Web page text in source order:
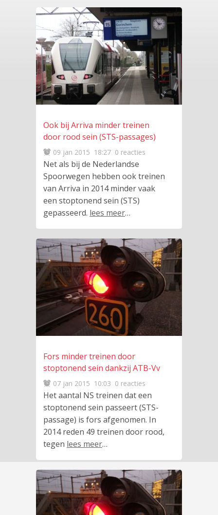
Ook bij Arriva minder treinen
door rood sein (STS-passages)
09 jan 2015 18:27 0 reacties
Net als bij de Nederlandse
Spoorwegen hebben ook treinen
van Arriva in 2014 minder vaak
een stoptonend sein (STS)
gepasseerd. lees meer…
Fors minder treinen door
stoptonend sein dankzij ATB-Vv
07 jan 2015 10:03 0 reacties
Het aantal NS treinen dat een
stoptonend sein passeert (STS-
passage) is fors afgenomen. In
2014 reden 49 treinen door rood,
tegen lees meer…